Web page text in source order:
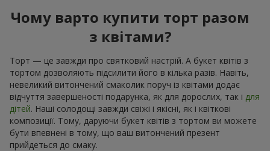
Чому варто купити торт разом
з квітами?
Торт — це завжди про святковий настрій. А букет квітів з
тортом дозволяють підсилити його в кілька разів. Навіть,
невеликий витончений смаколик поруч із квітами додає
відчуття завершеності подарунка, як для дорослих, так і для
дітей. Наші солодощі завжди свіжі і якісні, як і квіткові
композиції. Тому, даруючи букет квітів з тортом ви можете
бути впевнені в тому, що ваш витончений презент
прийдеться до смаку.